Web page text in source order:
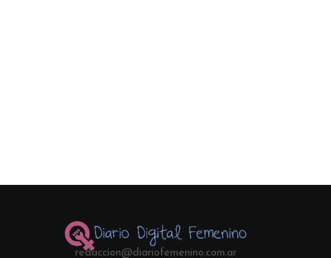
redaccion@diariofemenino.com.ar